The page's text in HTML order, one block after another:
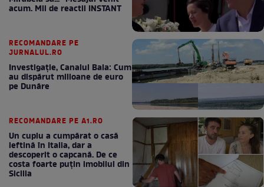
acum. Mii de reactii INSTANT
RECOMANDARE PE
JURNALUL.RO
Investigație, Canalul Bala: Cum
au dispărut milioane de euro
pe Dunăre
RECOMANDARE PE A1.RO
Un cuplu a cumpărat o casă
ieftină în Italia, dar a
descoperit o capcană. De ce
costa foarte puțin imobilul din
Sicilia